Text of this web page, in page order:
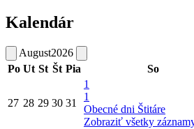
Kalendár
August2026
Po Ut St Št Pia So
27 28 29 30 31
1
1
Obecné dni Štitáre
Zobraziť všetky